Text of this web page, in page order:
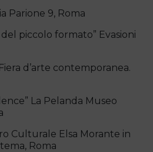
Parione 9, Roma
piccolo formato” Evasioni
d’arte contemporanea.
La Pelanda Museo
Culturale Elsa Morante in
Roma